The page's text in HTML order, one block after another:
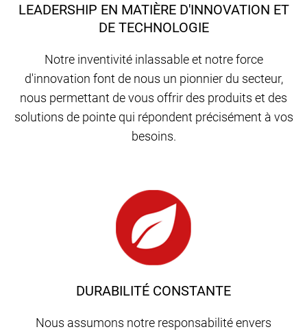
DURABILITÉ CONSTANTE
Nous assumons notre responsabilité envers
LEADERSHIP EN MATIÈRE D'INNOVATION ET
DE TECHNOLOGIE
Notre inventivité inlassable et notre force
d'innovation font de nous un pionnier du secteur,
nous permettant de vous offrir des produits et des
solutions de pointe qui répondent précisément à vos
besoins.